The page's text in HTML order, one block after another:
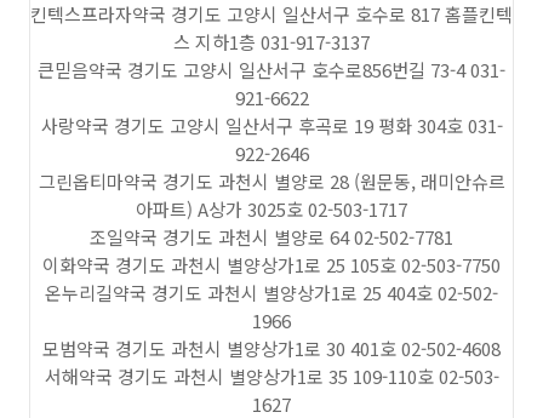
킨텍스프라자약국 경기도 고양시 일산서구 호수로 817 홈플킨텍
스 지하1층 031-917-3137
큰믿음약국 경기도 고양시 일산서구 호수로856번길 73-4 031-
921-6622
사랑약국 경기도 고양시 일산서구 후곡로 19 평화 304호 031-
922-2646
그린옵티마약국 경기도 과천시 별양로 28 (원문동, 래미안슈르
아파트) A상가 3025호 02-503-1717
조일약국 경기도 과천시 별양로 64 02-502-7781
이화약국 경기도 과천시 별양상가1로 25 105호 02-503-7750
온누리길약국 경기도 과천시 별양상가1로 25 404호 02-502-
1966
모범약국 경기도 과천시 별양상가1로 30 401호 02-502-4608
서해약국 경기도 과천시 별양상가1로 35 109-110호 02-503-
1627